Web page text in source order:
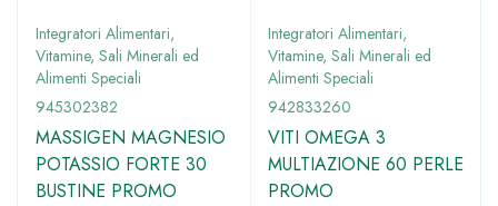
Integratori Alimentari,
Vitamine, Sali Minerali ed
Alimenti Speciali
945302382
MASSIGEN MAGNESIO
POTASSIO FORTE 30
BUSTINE PROMO
Integratori Alimentari,
Vitamine, Sali Minerali ed
Alimenti Speciali
942833260
VITI OMEGA 3
MULTIAZIONE 60 PERLE
PROMO